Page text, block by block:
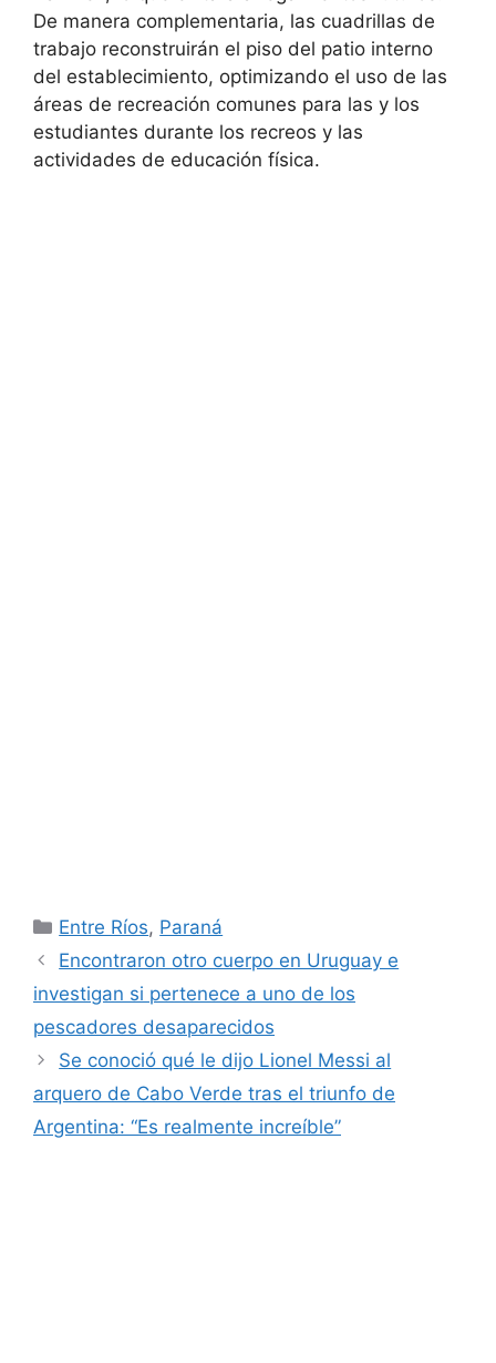
De manera complementaria, las cuadrillas de
trabajo reconstruirán el piso del patio interno
del establecimiento, optimizando el uso de las
áreas de recreación comunes para las y los
estudiantes durante los recreos y las
actividades de educación física.
Categorías
Entre Ríos, Paraná
Encontraron otro cuerpo en Uruguay e
investigan si pertenece a uno de los
pescadores desaparecidos
Se conoció qué le dijo Lionel Messi al
arquero de Cabo Verde tras el triunfo de
Argentina: “Es realmente increíble”